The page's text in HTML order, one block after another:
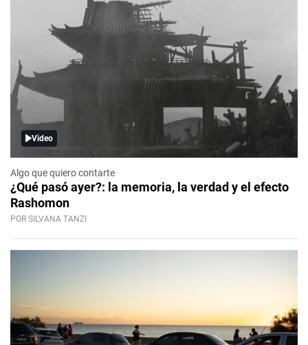
Video
Algo que quiero contarte
¿Qué pasó ayer?: la memoria, la verdad y el efecto
Rashomon
POR SILVANA TANZI